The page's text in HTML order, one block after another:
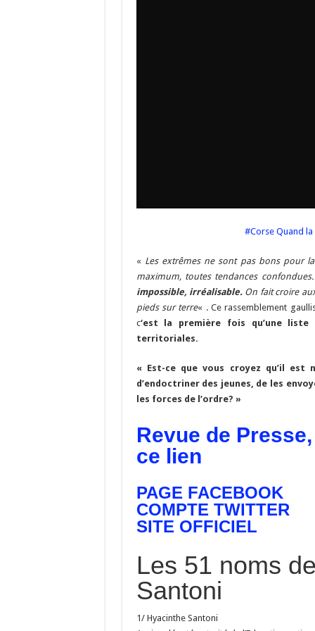
#Corse Quand la
« Les extrêmes ne sont pas bons pour
maximum, toutes tendances
impossible, irréalisable.On fait croire
pieds sur terre« . Ce rassemblement
c‘est la première fois qu’une
territoriales.
« Est-ce que vous croyez qu’il est
d’endoctriner des jeunes, de les
les forces de l’ordre? »
Revue de
ce lien
PAGE FACEBOOK
COMPTE TWITTER
SITE OFFICIEL
Les 51 noms
Santoni
1/ Hyacinthe Santoni